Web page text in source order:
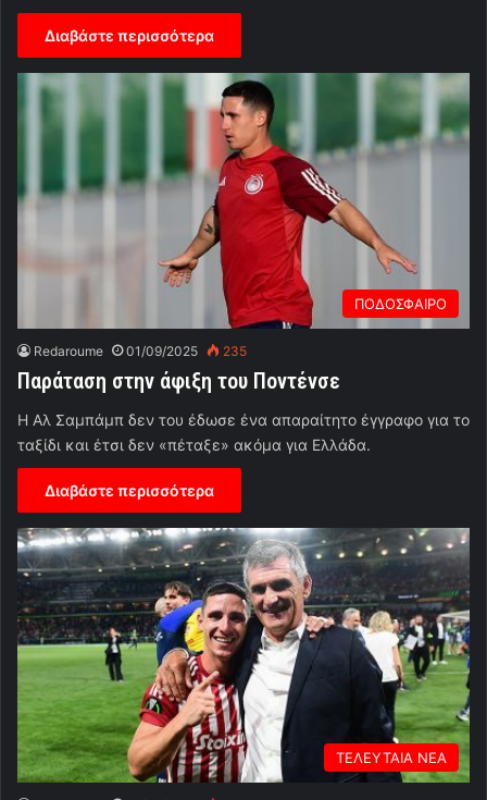
Διαβάστε περισσότερα
ΠΟΔΟΣΦΑΙΡΟ
Redaroume 01/09/2025 235
Παράταση στην άφιξη του Ποντένσε
Η Αλ Σαμπάμπ δεν του έδωσε ένα απαραίτητο έγγραφο για το
ταξίδι και έτσι δεν «πέταξε» ακόμα για Ελλάδα.
Διαβάστε περισσότερα
ΤΕΛΕΥΤΑΙΑ ΝΕΑ